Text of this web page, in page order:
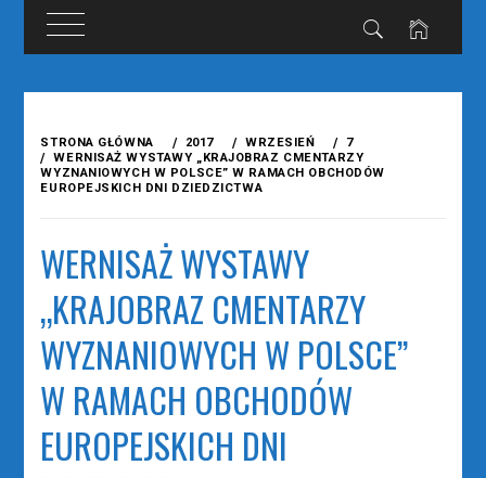
treści
STRONA GŁÓWNA 2017 WRZESIEŃ
7
WERNISAŻ WYSTAWY „KRAJOBRAZ CMENTARZY
WYZNANIOWYCH W POLSCE” W RAMACH OBCHODÓW
EUROPEJSKICH DNI DZIEDZICTWA
WERNISAŻ WYSTAWY
„KRAJOBRAZ CMENTARZY
WYZNANIOWYCH W POLSCE”
W RAMACH OBCHODÓW
EUROPEJSKICH DNI